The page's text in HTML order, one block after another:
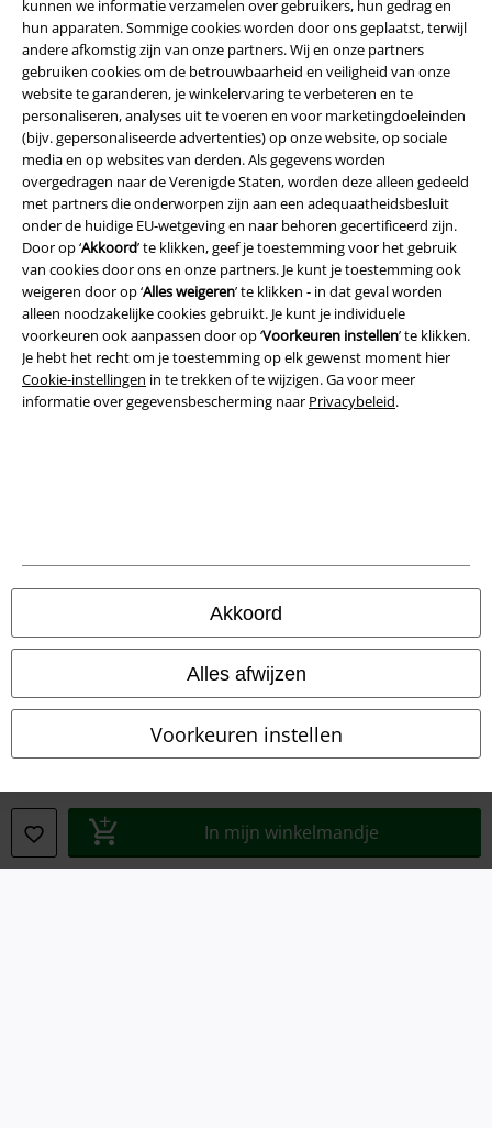
kunnen we informatie verzamelen over gebruikers, hun gedrag en
hun apparaten. Sommige cookies worden door ons geplaatst, terwijl
andere afkomstig zijn van onze partners. Wij en onze partners
gebruiken cookies om de betrouwbaarheid en veiligheid van onze
website te garanderen, je winkelervaring te verbeteren en te
personaliseren, analyses uit te voeren en voor marketingdoeleinden
(bijv. gepersonaliseerde advertenties) op onze website, op sociale
media en op websites van derden. Als gegevens worden
overgedragen naar de Verenigde Staten, worden deze alleen gedeeld
met partners die onderworpen zijn aan een adequaatheidsbesluit
onder de huidige EU-wetgeving en naar behoren gecertificeerd zijn.
Door op ‘Akkoord’ te klikken, geef je toestemming voor het gebruik
van cookies door ons en onze partners. Je kunt je toestemming ook
weigeren door op ‘Alles weigeren’ te klikken - in dat geval worden
alleen noodzakelijke cookies gebruikt. Je kunt je individuele
voorkeuren ook aanpassen door op ‘Voorkeuren instellen’ te klikken.
Je hebt het recht om je toestemming op elk gewenst moment hier
Cookie-instellingen in te trekken of te wijzigen. Ga voor meer
informatie over gegevensbescherming naar Privacybeleid.
Akkoord
Alles afwijzen
Voorkeuren instellen
In mijn winkelmandje
functies en voordelen!
A Warner Music Group Company
Beveiliging
Bedrijfsgegevens
Privacyverklaring
Verklaring van conformiteit
Informatie over toegankelijkheid